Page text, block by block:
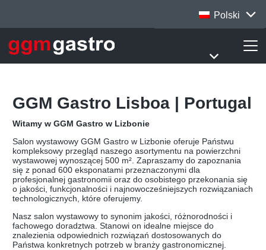
Polski
GGM Gastro Lisboa | Portugal
Witamy w GGM Gastro w Lizbonie
Salon wystawowy GGM Gastro w Lizbonie oferuje Państwu
kompleksowy przegląd naszego asortymentu na powierzchni
wystawowej wynoszącej 500 m². Zapraszamy do zapoznania
się z ponad 600 eksponatami przeznaczonymi dla
profesjonalnej gastronomii oraz do osobistego przekonania się
o jakości, funkcjonalności i najnowocześniejszych rozwiązaniach
technologicznych, które oferujemy.
Nasz salon wystawowy to synonim jakości, różnorodności i
fachowego doradztwa. Stanowi on idealne miejsce do
znalezienia odpowiednich rozwiązań dostosowanych do
Państwa konkretnych potrzeb w branży gastronomicznej.